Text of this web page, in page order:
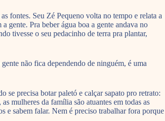
fontes. Seu Zé Pequeno volta no tempo e relata a
gente. Pra beber água boa a gente andava no
tivesse o seu pedacinho de terra pra plantar,
não fica dependendo de ninguém, é uma
se precisa botar paletó e calçar sapato pro retrato:
mulheres da família são atuantes em todas as
e sabem falar. Nem é preciso trabalhar fora porque